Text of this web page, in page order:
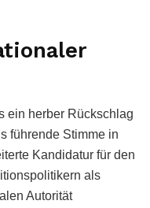
ein herber Rückschlag
führende Stimme in
Kandidatur für den
als
Autorität